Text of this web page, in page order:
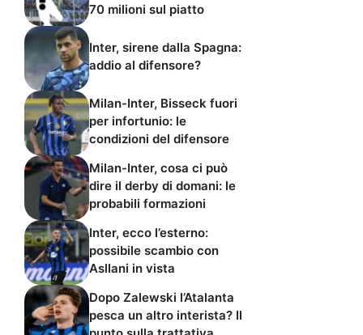
70 milioni sul piatto
Inter, sirene dalla Spagna:
addio al difensore?
Milan-Inter, Bisseck fuori
per infortunio: le
condizioni del difensore
Milan-Inter, cosa ci può
dire il derby di domani: le
probabili formazioni
Inter, ecco l’esterno:
possibile scambio con
Asllani in vista
Dopo Zalewski l’Atalanta
pesca un altro interista? Il